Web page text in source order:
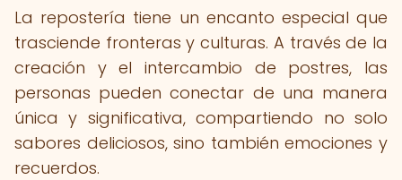
La repostería tiene un encanto especial que
trasciende fronteras y culturas. A través de la
creación y el intercambio de postres, las
personas pueden conectar de una manera
única y significativa, compartiendo no solo
sabores deliciosos, sino también emociones y
recuerdos.